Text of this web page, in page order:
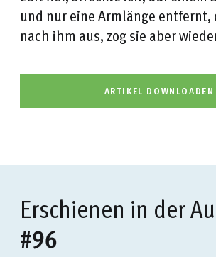
und nur eine Armlänge entfernt,
nach ihm aus, zog sie aber
ARTIKEL DOWNLOADEN
Erschienen in der
#96